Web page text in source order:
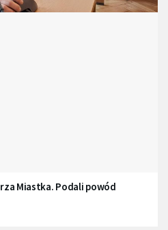
Miastka. Podali powód